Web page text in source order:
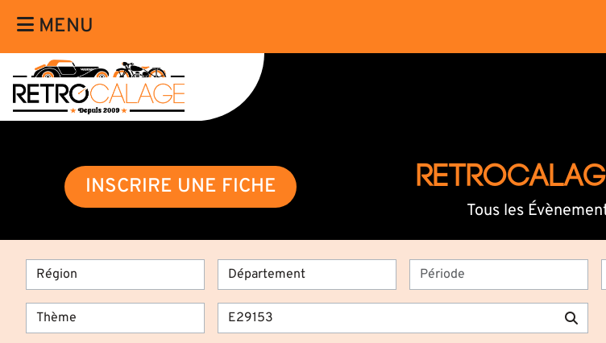
MENU
INSCRIRE UNE FICHE
Tous les